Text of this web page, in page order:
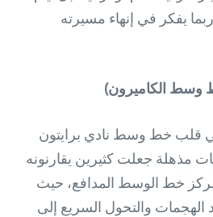
يفكر في إنهاء مسيرته
وسط الكاميرون)
في قلب خط وسط نادي برايتون
مذهلة جعلت كثيرين يقارنونه
مركز خط الوسط المدافع، حيث
الهجمات والتحول السريع إلى